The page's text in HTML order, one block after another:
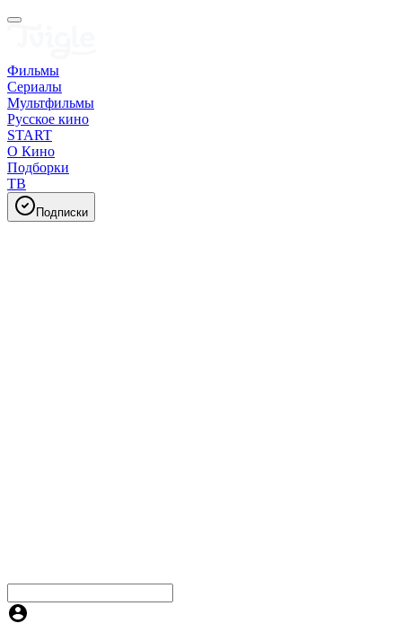
Фильмы
Сериалы
Мультфильмы
Русское кино
START
О Кино
Подборки
ТВ
Подписки